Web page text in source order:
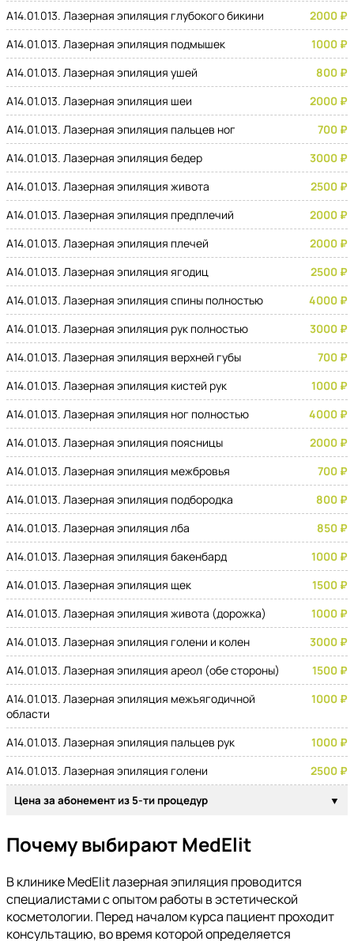
A14.01.013. Лазерная эпиляция глубокого бикини
2000 ₽
A14.01.013. Лазерная эпиляция подмышек
1000 ₽
A14.01.013. Лазерная эпиляция ушей
800 ₽
A14.01.013. Лазерная эпиляция шеи
2000 ₽
A14.01.013. Лазерная эпиляция пальцев ног
700 ₽
A14.01.013. Лазерная эпиляция бедер
3000 ₽
A14.01.013. Лазерная эпиляция живота
2500 ₽
A14.01.013. Лазерная эпиляция предплечий
2000 ₽
A14.01.013. Лазерная эпиляция плечей
2000 ₽
A14.01.013. Лазерная эпиляция ягодиц
2500 ₽
A14.01.013. Лазерная эпиляция спины полностью
4000 ₽
A14.01.013. Лазерная эпиляция рук полностью
3000 ₽
A14.01.013. Лазерная эпиляция верхней губы
700 ₽
A14.01.013. Лазерная эпиляция кистей рук
1000 ₽
A14.01.013. Лазерная эпиляция ног полностью
4000 ₽
A14.01.013. Лазерная эпиляция поясницы
2000 ₽
A14.01.013. Лазерная эпиляция межбровья
700 ₽
A14.01.013. Лазерная эпиляция подбородка
800 ₽
A14.01.013. Лазерная эпиляция лба
850 ₽
A14.01.013. Лазерная эпиляция бакенбард
1000 ₽
A14.01.013. Лазерная эпиляция щек
1500 ₽
A14.01.013. Лазерная эпиляция живота (дорожка)
1000 ₽
A14.01.013. Лазерная эпиляция голени и колен
3000 ₽
A14.01.013. Лазерная эпиляция ареол (обе стороны)
1500 ₽
A14.01.013. Лазерная эпиляция межъягодичной
области
1000 ₽
A14.01.013. Лазерная эпиляция пальцев рук
1000 ₽
A14.01.013. Лазерная эпиляция голени
2500 ₽
Цена за абонемент из 5-ти процедур
Почему выбирают MedElit
В клинике MedElit лазерная эпиляция проводится
специалистами с опытом работы в эстетической
косметологии. Перед началом курса пациент проходит
консультацию, во время которой определяется